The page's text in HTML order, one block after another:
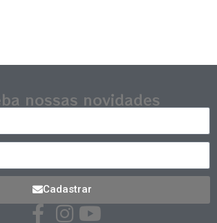
nossas novidades
Cadastrar